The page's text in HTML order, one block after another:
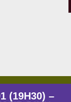
(19H30) –